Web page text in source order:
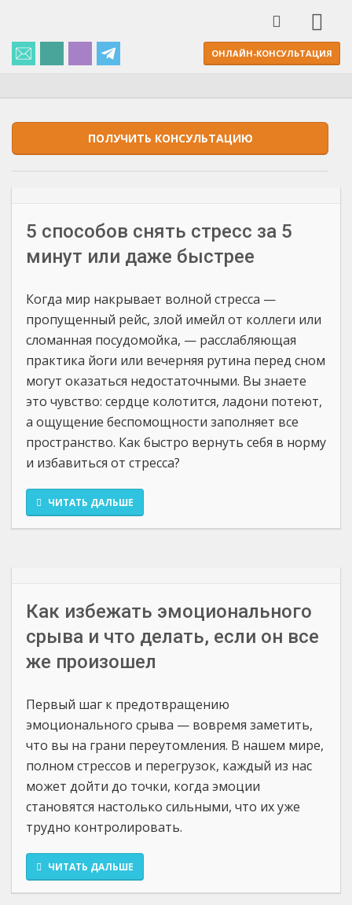
ОНЛАЙН-КОНСУЛЬТАЦИЯ
ПОЛУЧИТЬ КОНСУЛЬТАЦИЮ
5 способов снять стресс за 5
минут или даже быстрее
Когда мир накрывает волной стресса —
пропущенный рейс, злой имейл от коллеги или
сломанная посудомойка, — расслабляющая
практика йоги или вечерняя рутина перед сном
могут оказаться недостаточными. Вы знаете
это чувство: сердце колотится, ладони потеют,
а ощущение беспомощности заполняет все
пространство. Как быстро вернуть себя в норму
и избавиться от стресса?
ЧИТАТЬ ДАЛЬШЕ
Как избежать эмоционального
срыва и что делать, если он все
же произошел
Первый шаг к предотвращению
эмоционального срыва — вовремя заметить,
что вы на грани переутомления. В нашем мире,
полном стрессов и перегрузок, каждый из нас
может дойти до точки, когда эмоции
становятся настолько сильными, что их уже
трудно контролировать.
ЧИТАТЬ ДАЛЬШЕ